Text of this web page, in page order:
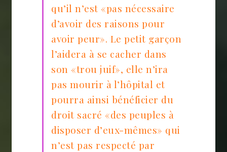
qu’il n’est «pas nécessaire
d’avoir des raisons pour
avoir peur». Le petit garçon
l’aidera à se cacher dans
son «trou juif», elle n’ira
pas mourir à l’hôpital et
pourra ainsi bénéficier du
droit sacré «des peuples à
disposer d’eux-mêmes» qui
n’est pas respecté par